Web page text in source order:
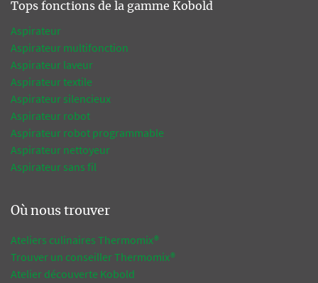
Tops fonctions de la gamme Kobold
Aspirateur
Aspirateur multifonction
Aspirateur laveur
Aspirateur textile
Aspirateur silencieux
Aspirateur robot
Aspirateur robot programmable
Aspirateur nettoyeur
Aspirateur sans fil
Où nous trouver
Ateliers culinaires Thermomix®
Trouver un conseiller Thermomix®
Atelier découverte Kobold